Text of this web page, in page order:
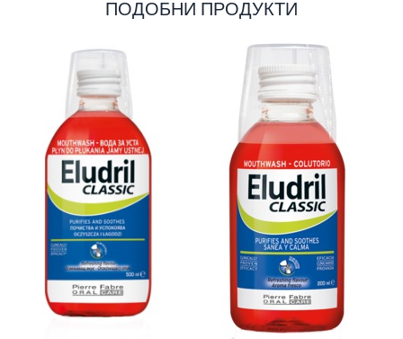
ПОДОБНИ ПРОДУКТИ